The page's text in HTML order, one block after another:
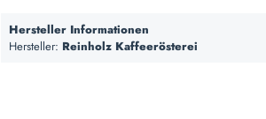
Hersteller Informationen
Hersteller: Reinholz Kaffeerösterei